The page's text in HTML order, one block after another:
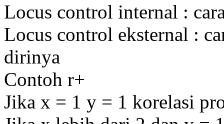
Locus control internal :
Locus control eksternal :
dirinya
Contoh r+
Jika x = 1 y = 1 korelasi